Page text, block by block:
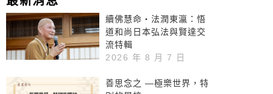
續佛慧命‧法潤東瀛：悟
道和尚日本弘法與賢達交
流特輯
2026 年 8 月 7 日
善思念之 —極樂世界，特